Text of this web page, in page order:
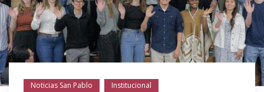
Noticias San Pablo Institucional